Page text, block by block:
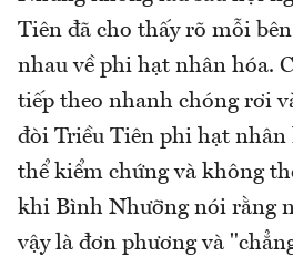
Tiên đã cho thấy rõ mỗi
nhau về phi hạt nhân hóa.
tiếp theo nhanh chóng rơi
đòi Triều Tiên phi hạt nhân
thể kiểm chứng và không
khi Bình Nhưỡng nói rằng
vậy là đơn phương và